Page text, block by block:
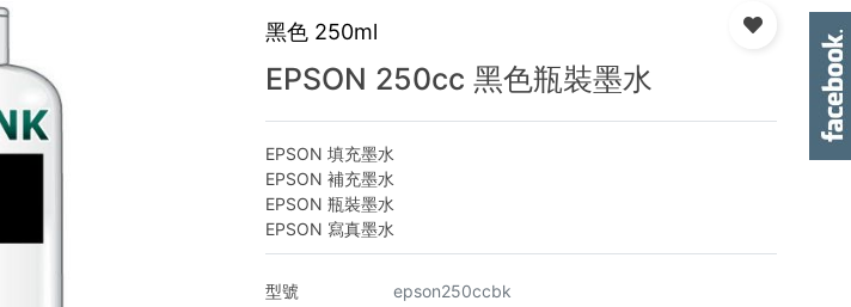
黑色 250ml
EPSON 250cc 黑色瓶裝墨水
EPSON 填充墨水
EPSON 補充墨水
EPSON 瓶裝墨水
EPSON 寫真墨水
型號
epson250ccbk